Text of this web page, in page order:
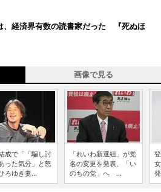
、経済界有数の読書家だった 『死ぬほ
画像で見る
成で「「騙し討
った気分」と怒
ろゆき妻...
「れいわ新選組」が党
名の変更を発表、「い
のちの党」へ ...